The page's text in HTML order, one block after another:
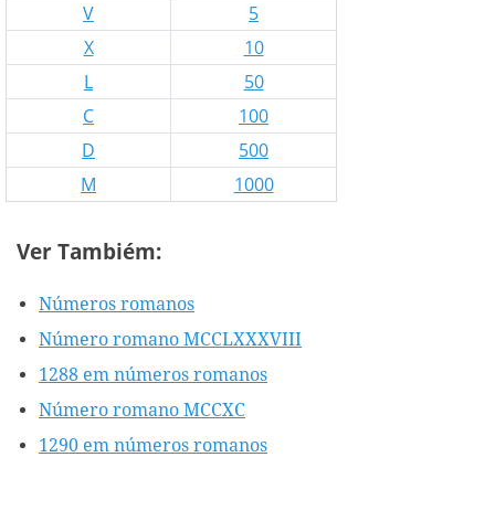
V
5
X
10
L
50
C
100
D
500
M
1000
Ver Tambiém:
Números romanos
Número romano MCCLXXXVIII
1288 em números romanos
Número romano MCCXC
1290 em números romanos